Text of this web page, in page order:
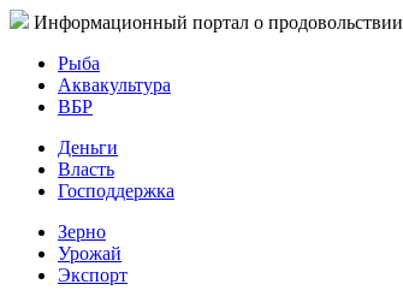
Информационный портал о продовольствии
Рыба
Аквакультура
ВБР
Деньги
Власть
Господдержка
Зерно
Урожай
Экспорт